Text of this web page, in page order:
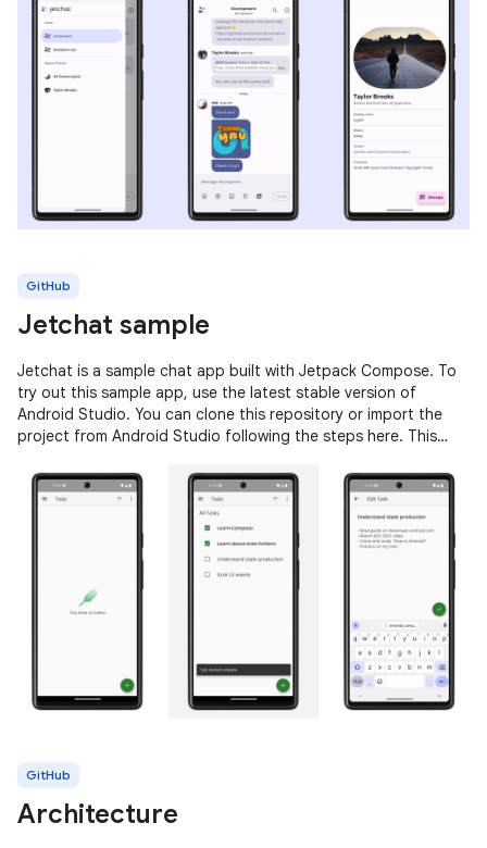
GitHub
Jetchat sample
Jetchat is a sample chat app built with Jetpack Compose. To
try out this sample app, use the latest stable version of
Android Studio. You can clone this repository or import the
project from Android Studio following the steps here. This
GitHub
Architecture